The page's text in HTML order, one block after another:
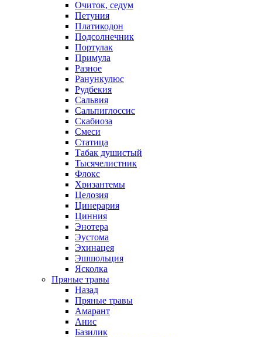
Очиток, седум
Петуния
Платикодон
Подсолнечник
Портулак
Примула
Разное
Ранункулюс
Рудбекия
Сальвия
Сальпиглоссис
Скабиоза
Смеси
Статица
Табак душистый
Тысячелистник
Флокс
Хризантемы
Целозия
Цинерария
Цинния
Энотера
Эустома
Эхинацея
Эшшольция
Ясколка
Пряные травы
Назад
Пряные травы
Амарант
Анис
Базилик